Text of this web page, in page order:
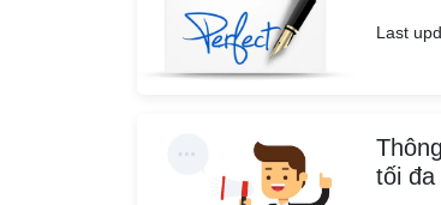
Last
tối đa